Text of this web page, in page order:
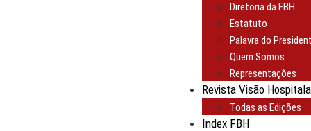
Diretoria da FBH
Estatuto
Palavra do
Quem Somos
Representações
Revista Visão
Todas as Edições
Index FBH